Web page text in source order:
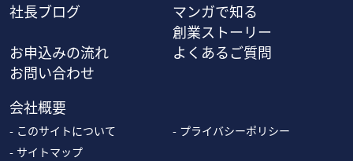
社長ブログ
マンガで知る
創業ストーリー
お申込みの流れ
よくあるご質問
お問い合わせ
会社概要
このサイトについて
プライバシーポリシー
サイトマップ